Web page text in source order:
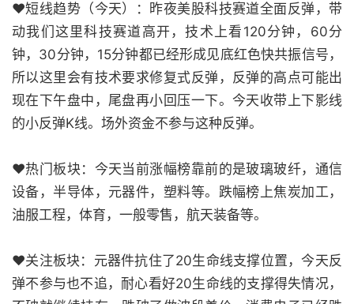
❤短线趋势（今天）：昨夜美股科技赛道全面反弹，带
动我们这里科技赛道高开，技术上看120分钟，60分
钟，30分钟，15分钟都已经形成见底红色快共振信号，
所以这里会有技术要求修复式反弹，反弹的高点可能出
现在下午盘中，尾盘再小回压一下。今天收带上下影线
的小反弹K线。场外资金不参与这种反弹。
❤热门板块：今天当前涨幅榜靠前的是玻璃玻纤，通信
设备，半导体，元器件，塑料等。跌幅榜上焦炭加工，
油服工程，体育，一般零售，航天装备等。
❤关注板块：元器件抗住了20生命线支撑位置，今天反
弹不参与也不追，耐心看好20生命线的支撑得失情况，